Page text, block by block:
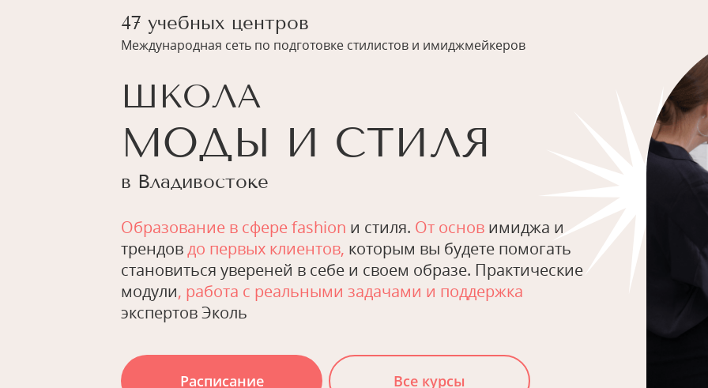
47 учебных центров
Международная сеть по подготовке стилистов и имиджмейкеров
ШКОЛА
МОДЫ И СТИЛЯ
в Владивостоке
Образование в сфере fashion и стиля. От основ имиджа и
трендовдо первых клиентов, которым вы будете помогать
становиться увереней в себе и своем образе. Практические
модули, работа с реальными задачами и поддержка
экспертов Эколь
Расписание Все курсы